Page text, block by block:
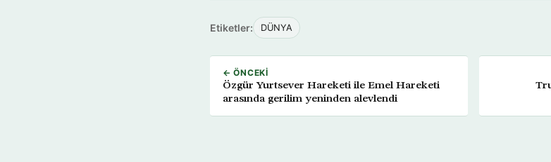
Etiketler: DÜNYA
← ÖNCEKI
Özgür Yurtsever Hareketi ile Emel Hareketi
arasında gerilim yeninden alevlendi